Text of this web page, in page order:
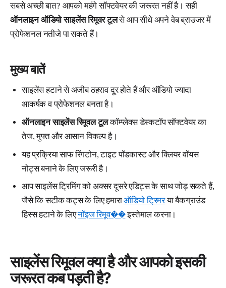
सबसे अच्छी बात? आपको महंगे सॉफ्टवेयर की जरूरत नहीं है। सही
ऑनलाइन ऑडियो साइलेंस रिमूवर टूलसे आप सीधे अपने वेब ब्राउजर में
प्रोफेशनल नतीजे पा सकते हैं।
मुख्य बातें
साइलेंस हटाने से अजीब ठहराव दूर होते हैं और ऑडियो ज्यादा
आकर्षक व प्रोफेशनल बनता है।
ऑनलाइन साइलेंस रिमूवल टूलकॉम्प्लेक्स डेस्कटॉप सॉफ्टवेयर का
तेज, मुफ्त और आसान विकल्प है।
यह प्रक्रिया साफ रिंगटोन, टाइट पॉडकास्ट और क्लियर वॉयस
नोट्स बनाने के लिए जरूरी है।
आप साइलेंस ट्रिमिंग को अक्सर दूसरे एडिट्स के साथ जोड़ सकते हैं,
जैसे कि सटीक कट्स के लिए हमाराऑडियो ट्रिमरया बैकग्राउंड
हिस्स हटाने के लिएनॉइज रिमूव��इस्तेमाल करना।
साइलेंस रिमूवल क्या है और आपको इसकी
जरूरत कब पड़ती है?